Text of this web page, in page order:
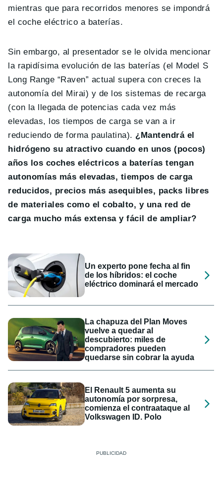
mientras que para recorridos menores se impondrá
el coche eléctrico a baterías.
Sin embargo, al presentador se le olvida mencionar
la rapidísima evolución de las baterías (el Model S
Long Range “Raven” actual supera con creces la
autonomía del Mirai) y de los sistemas de recarga
(con la llegada de potencias cada vez más
elevadas, los tiempos de carga se van a ir
reduciendo de forma paulatina). ¿Mantendrá el
hidrógeno su atractivo cuando en unos (pocos)
años los coches eléctricos a baterías tengan
autonomías más elevadas, tiempos de carga
reducidos, precios más asequibles, packs libres
de materiales como el cobalto, y una red de
carga mucho más extensa y fácil de ampliar?
Un experto pone fecha al fin
de los híbridos: el coche
eléctrico dominará el mercado
La chapuza del Plan Moves
vuelve a quedar al
descubierto: miles de
compradores pueden
quedarse sin cobrar la ayuda
El Renault 5 aumenta su
autonomía por sorpresa,
comienza el contraataque al
Volkswagen ID. Polo